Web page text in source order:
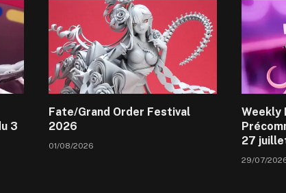
3
Fate/Grand Order Festival
2026
01/08/2026
Weekly
27
29/07/